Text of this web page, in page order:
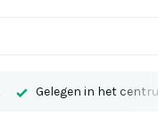
Gelegen in het